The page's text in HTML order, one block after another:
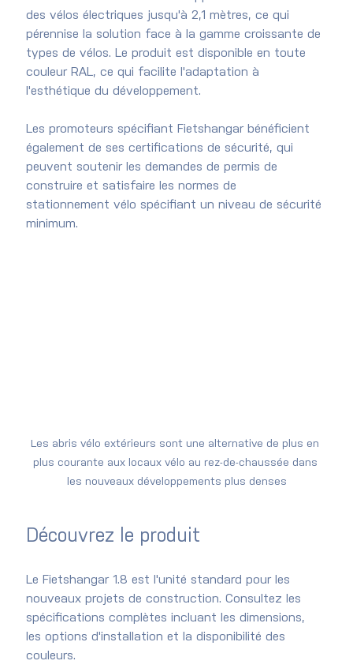
des vélos électriques jusqu'à 2,1 mètres, ce qui
pérennise la solution face à la gamme croissante de
types de vélos. Le produit est disponible en toute
couleur RAL, ce qui facilite l'adaptation à
l'esthétique du développement.
Les promoteurs spécifiant Fietshangar bénéficient
également de ses certifications de sécurité, qui
peuvent soutenir les demandes de permis de
construire et satisfaire les normes de
stationnement vélo spécifiant un niveau de sécurité
minimum.
Les abris vélo extérieurs sont une alternative de plus en
plus courante aux locaux vélo au rez-de-chaussée dans
les nouveaux développements plus denses
Découvrez le produit
Le Fietshangar 1.8 est l'unité standard pour les
nouveaux projets de construction. Consultez les
spécifications complètes incluant les dimensions,
les options d'installation et la disponibilité des
couleurs.